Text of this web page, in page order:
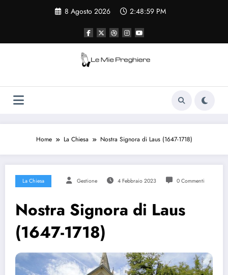
8 Agosto 2026 2:49:00 PM
Le Mie Preghiere
Il sito che raccogliere le preghiere e le
curiosità sulla chiesa cattolica
Home La Chiesa Nostra Signora di Laus (1647-1718)
La Chiesa Gestione 4 Febbraio 2023 0 Commenti
Nostra Signora di Laus
(1647-1718)